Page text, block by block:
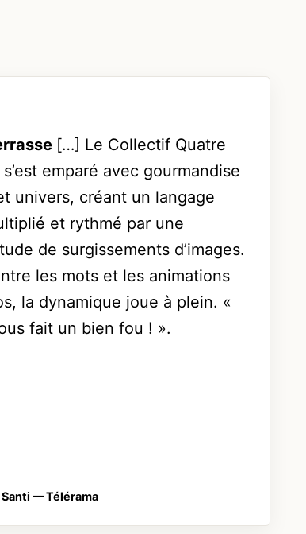
[…] Le Collectif Quatre
emparé avec gourmandise
univers, créant un langage
et rythmé par une
de surgissements d’images.
les mots et les animations
la dynamique joue à plein. «
fait un bien fou ! ».
— Télérama